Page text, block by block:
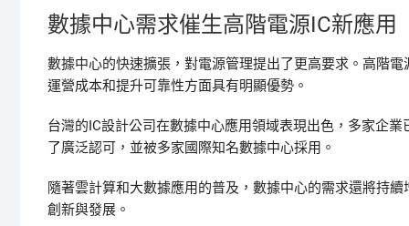
數據中心需求催生高階電源IC新應用
數據中心的快速擴張，對電源管理提出了更高要求。高階
運營成本和提升可靠性方面具有明顯優勢。
台灣的IC設計公司在數據中心應用領域表現出色，多家企
了廣泛認可，並被多家國際知名數據中心採用。
隨著雲計算和大數據應用的普及，數據中心的需求還將持
創新與發展。